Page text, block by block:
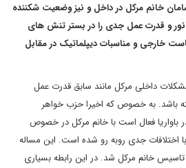
خانم مرکل در داخل و نیز وضعیت شکننده
و قدرت عمل جدی را در بستر تنش های
خارجی و مناسبات دیپلماتیک در مقابل
داخلی مرکل مانند سابق قدرت عمل
باشد. به خصوص که اخیرا حزب خواهر
فعال است با خانم مرکل در خصوص
جدی روبه رو شده است. این مساله
تاسیس خانم مرکل شد. در این رابطه بسیاری